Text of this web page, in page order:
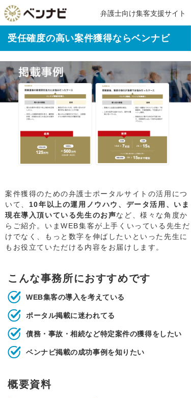
弁護士向け集客支援サイト
受任確度の高い案件獲得ならベンナビ
案件獲得のための弁護士ポータルサイトの活用につ
いて、 10年以上の運用ノウハウ、データ活用、いま
現在導入頂いている先生のお声など、様々な角度か
らご紹介。いまWEB集客が上手くいっている先生だ
けでなく、もっと数字を伸ばしたいといった先生に
もお役立ていただける内容をお届けします。
こんな事務所におすすめです
WEB集客の導入を考えている
ポータル掲載に迷われてる
債務・事故・相続など特定案件の獲得をしたい
ベンナビ掲載の成功事例を知りたい
概要資料